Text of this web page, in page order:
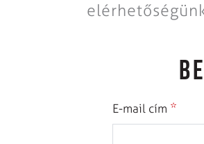
E-mail cím *